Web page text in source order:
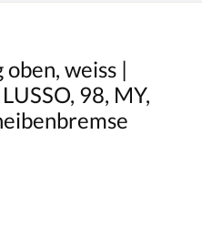
weiss |
98, MY,